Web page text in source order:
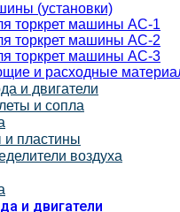
(установки)
торкрет машины АС-1
торкрет машины АС-2
торкрет машины АС-3
и расходные
и двигатели
и сопла
и пластины
воздуха
и двигатели